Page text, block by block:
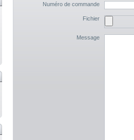
Numéro de commande
Fichier
Message